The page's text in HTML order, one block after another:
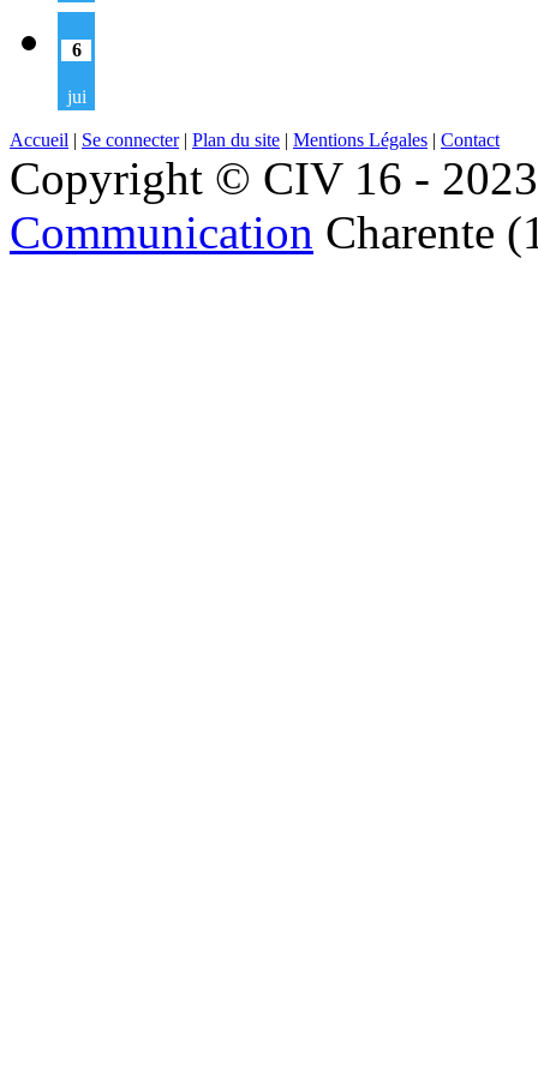
6
jui
Accueil | Se connecter| Plan du site | Mentions Légales | Contact
Copyright © CIV 16 -
Communication Charente